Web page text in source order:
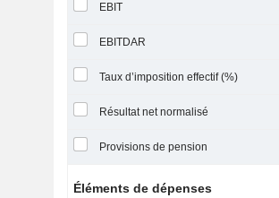
EBIT
EBITDAR
Taux d’imposition effectif (%)
Résultat net normalisé
Provisions de pension
Éléments de dépenses